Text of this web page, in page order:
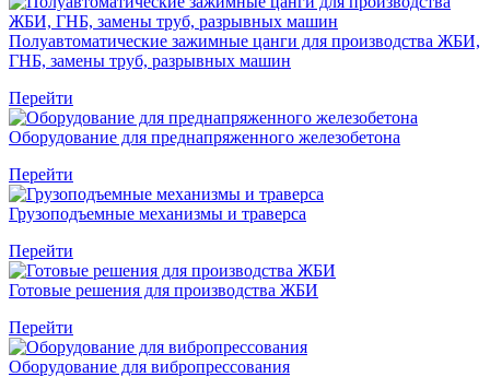
Полуавтоматические зажимные цанги для производства ЖБИ,
ГНБ, замены труб, разрывных машин
Перейти
Оборудование для преднапряженного железобетона
Перейти
Грузоподъемные механизмы и траверса
Перейти
Готовые решения для производства ЖБИ
Перейти
Оборудование для вибропрессования